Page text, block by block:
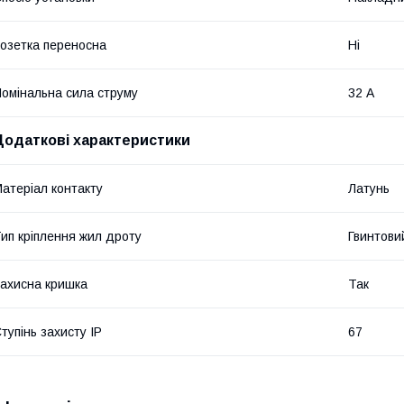
переносна Ні
сила струму 32 А
характеристики
контакту Латунь
кріплення жил дроту
кришка Так
захисту IP 67